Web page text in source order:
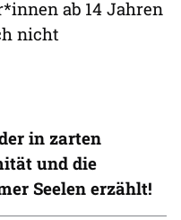
ab 14 Jahren
nicht
in zarten
und die
Seelen erzählt!